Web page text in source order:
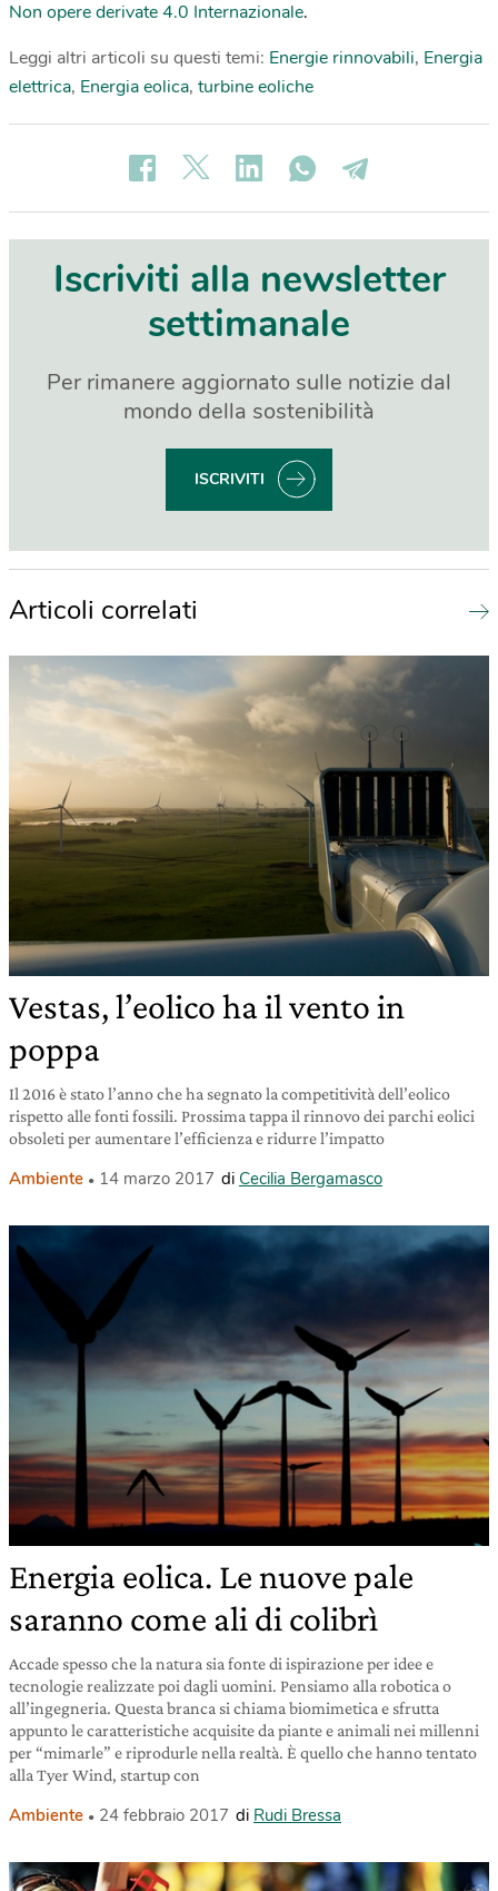
Non opere derivate 4.0 Internazionale.
Leggi altri articoli su questi temi: Energie rinnovabili, Energia
elettrica, Energia eolica, turbine eoliche
Iscriviti alla newsletter
settimanale
Per rimanere aggiornato sulle notizie dal
mondo della sostenibilità
ISCRIVITI
Articoli correlati
Vestas, l’eolico ha il vento in
poppa
Il 2016 è stato l’anno che ha segnato la competitività dell’eolico
rispetto alle fonti fossili. Prossima tappa il rinnovo dei parchi eolici
obsoleti per aumentare l’efficienza e ridurre l’impatto
Ambiente 14 marzo 2017 di Cecilia Bergamasco
Energia eolica. Le nuove pale
saranno come ali di colibrì
Accade spesso che la natura sia fonte di ispirazione per idee e
tecnologie realizzate poi dagli uomini. Pensiamo alla robotica o
all’ingegneria. Questa branca si chiama biomimetica e sfrutta
appunto le caratteristiche acquisite da piante e animali nei millenni
per “mimarle” e riprodurle nella realtà. È quello che hanno tentato
alla Tyer Wind, startup con
Ambiente 24 febbraio 2017 di Rudi Bressa